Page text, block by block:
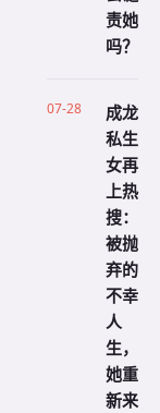
责她
吗？
07-28
成龙
私生
女再
上热
搜：
被抛
弃的
不幸
人
生，
她重
新来